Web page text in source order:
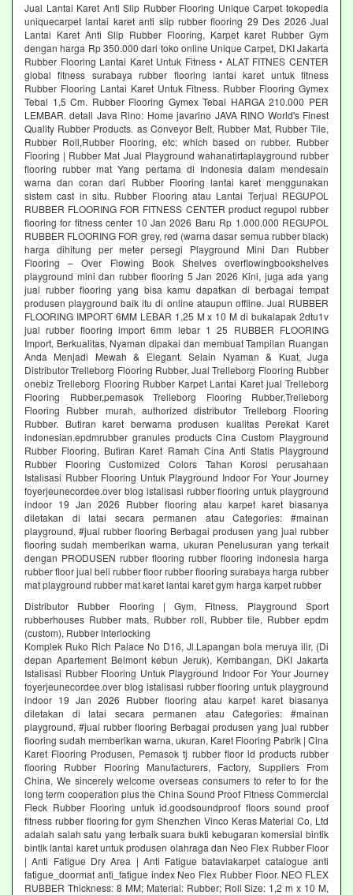
Jual Lantai Karet Anti Slip Rubber Flooring Unique Carpet tokopedia
uniquecarpet lantai karet anti slip rubber flooring 29 Des 2026 Jual
Lantai Karet Anti Slip Rubber Flooring, Karpet karet Rubber Gym
dengan harga Rp 350.000 dari toko online Unique Carpet, DKI Jakarta
Rubber Flooring Lantai Karet Untuk Fitness • ALAT FITNES CENTER
global fitness surabaya rubber flooring lantai karet untuk fitness
Rubber Flooring Lantai Karet Untuk Fitness. Rubber Flooring Gymex
Tebal 1,5 Cm. Rubber Flooring Gymex Tebal HARGA 210.000 PER
LEMBAR. detail Java Rino: Home javarino JAVA RINO World's Finest
Quality Rubber Products. as Conveyor Belt, Rubber Mat, Rubber Tile,
Rubber Roll,Rubber Flooring, etc; which based on rubber. Rubber
Flooring | Rubber Mat Jual Playground wahanatirtaplayground rubber
flooring rubber mat Yang pertama di Indonesia dalam mendesain
warna dan coran dari Rubber Flooring lantai karet menggunakan
sistem cast in situ. Rubber Flooring atau Lantai Terjual REGUPOL
RUBBER FLOORING FOR FITNESS CENTER product regupol rubber
flooring for fitness center 10 Jan 2026 Baru Rp 1.000.000 REGUPOL
RUBBER FLOORING FOR grey, red (warna dasar semua rubber black)
harga dihitung per meter persegi Playground Mini Dan Rubber
Flooring – Over Flowing Book Shelves overflowingbookshelves
playground mini dan rubber flooring 5 Jan 2026 Kini, juga ada yang
jual rubber flooring yang bisa kamu dapatkan di berbagai tempat
produsen playground baik itu di online ataupun offline. Jual RUBBER
FLOORING IMPORT 6MM LEBAR 1,25 M x 10 M di bukalapak 2dtu1v
jual rubber flooring import 6mm lebar 1 25 RUBBER FLOORING
Import, Berkualitas, Nyaman dipakai dan membuat Tampilan Ruangan
Anda Menjadi Mewah & Elegant. Selain Nyaman & Kuat, Juga
Distributor Trelleborg Flooring Rubber, Jual Trelleborg Flooring Rubber
onebiz Trelleborg Flooring Rubber Karpet Lantai Karet jual Trelleborg
Flooring Rubber,pemasok Trelleborg Flooring Rubber,Trelleborg
Flooring Rubber murah, authorized distributor Trelleborg Flooring
Rubber. Butiran karet berwarna produsen kualitas Perekat Karet
indonesian.epdmrubber granules products Cina Custom Playground
Rubber Flooring, Butiran Karet Ramah Cina Anti Statis Playground
Rubber Flooring Customized Colors Tahan Korosi perusahaan
Istalisasi Rubber Flooring Untuk Playground Indoor For Your Journey
foyerjeunecordee.over blog istalisasi rubber flooring untuk playground
indoor 19 Jan 2026 Rubber flooring atau karpet karet biasanya
diletakan di latai secara permanen atau Categories: #mainan
playground, #jual rubber flooring Berbagai produsen yang jual rubber
flooring sudah memberikan warna, ukuran Penelusuran yang terkait
dengan PRODUSEN rubber flooring rubber flooring indonesia harga
rubber floor jual beli rubber floor rubber flooring surabaya harga rubber
mat playground rubber mat karet lantai karet gym harga karpet rubber
Distributor Rubber Flooring | Gym, Fitness, Playground Sport
rubberhouses Rubber mats, Rubber roll, Rubber tile, Rubber epdm
(custom), Rubber interlocking
Komplek Ruko Rich Palace No D16, Jl.Lapangan bola meruya ilir, (Di
depan Apartement Belmont kebun Jeruk), Kembangan, DKI Jakarta
Istalisasi Rubber Flooring Untuk Playground Indoor For Your Journey
foyerjeunecordee.over blog istalisasi rubber flooring untuk playground
indoor 19 Jan 2026 Rubber flooring atau karpet karet biasanya
diletakan di latai secara permanen atau Categories: #mainan
playground, #jual rubber flooring Berbagai produsen yang jual rubber
flooring sudah memberikan warna, ukuran, Karet Flooring Pabrik | Cina
Karet Flooring Produsen, Pemasok tj rubber floor id products rubber
flooring Rubber Flooring Manufacturers, Factory, Suppliers From
China, We sincerely welcome overseas consumers to refer to for the
long term cooperation plus the China Sound Proof Fitness Commercial
Fleck Rubber Flooring untuk id.goodsoundproof floors sound proof
fitness rubber flooring for gym Shenzhen Vinco Keras Material Co, Ltd
adalah salah satu yang terbaik suara bukti kebugaran komersial bintik
bintik lantai karet untuk produsen olahraga dan Neo Flex Rubber Floor
| Anti Fatigue Dry Area | Anti Fatigue bataviakarpet catalogue anti
fatigue_doormat anti_fatigue index Neo Flex Rubber Floor. NEO FLEX
RUBBER Thickness: 8 MM; Material: Rubber; Roll Size: 1,2 m x 10 M,